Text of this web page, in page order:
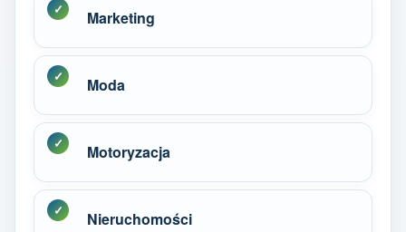
Marketing
Moda
Motoryzacja
Nieruchomości